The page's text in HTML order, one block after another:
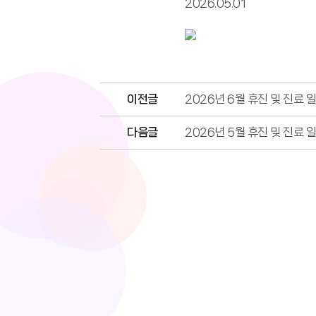
2026.05.01
이전글 2026년 6월 휴진 및 진료
다음글 2026년 5월 휴진 및 진료